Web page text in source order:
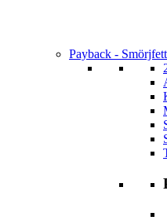
Payback -